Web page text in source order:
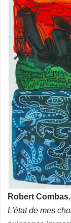
Robert Combas
L'état de mes